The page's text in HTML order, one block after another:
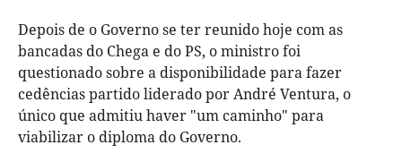
Depois de o Governo se ter reunido hoje com as
bancadas do Chega e do PS, o ministro foi
questionado sobre a disponibilidade para fazer
cedências partido liderado por André Ventura, o
único que admitiu haver "um caminho" para
viabilizar o diploma do Governo.